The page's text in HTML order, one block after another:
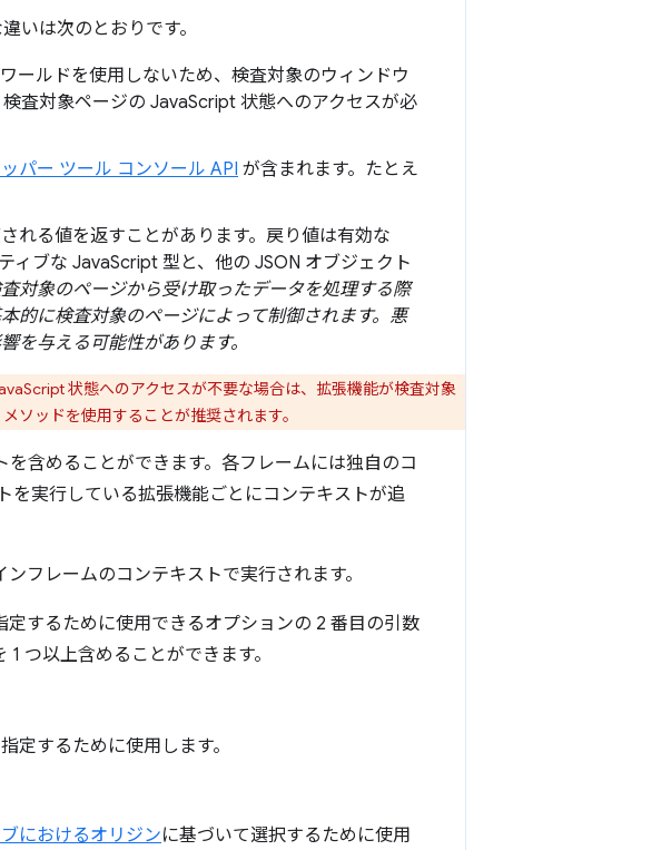
いは次のとおりです。
ールドを使用しないため、検査対象のウィンドウ
査対象ページの JavaScript 状態へのアクセスが必
パー ツール コンソール API が含まれます。たとえ
れる値を返すことがあります。戻り値は有効な
ィブな JavaScript 型と、他の JSON オブジェクト
対象のページから受け取ったデータを処理する際
的に検査対象のページによって制御されます。悪
を与える可能性があります。
状態へのアクセスが不要な場合は、拡張機能が検査対象
メソッドを使用することが推奨されます。
含めることができます。各フレームには独自のコ
を実行している拡張機能ごとにコンテキストが追
フレームのコンテキストで実行されます。
するために使用できるオプションの 2 番目の引数
つ以上含めることができます。
定するために使用します。
におけるオリジンに基づいて選択するために使用